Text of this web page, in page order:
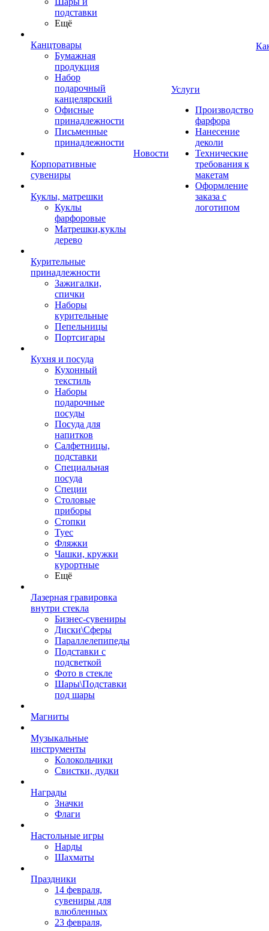
подставки
Ещё
Канцтовары
Бумажная
продукция
Набор
подарочный
канцелярский
Офисные
принадлежности
Письменные
принадлежности
Корпоративные
сувениры
Куклы, матрешки
Куклы
фарфоровые
Матрешки,куклы
дерево
Курительные
принадлежности
Зажигалки,
спички
Наборы
курительные
Пепельницы
Портсигары
Кухня и посуда
Кухонный
текстиль
Наборы
подарочные
посуды
Посуда для
напитков
Салфетницы,
подставки
Специальная
посуда
Специи
Столовые
приборы
Стопки
Туес
Фляжки
Чашки, кружки
курортные
Ещё
Лазерная гравировка
внутри стекла
Бизнес-сувениры
Диски\Сферы
Параллелепипеды
Подставки с
подсветкой
Фото в стекле
Шары\Подставки
под шары
Магниты
Музыкальные
инструменты
Колокольчики
Свистки, дудки
Награды
Значки
Флаги
Настольные игры
Нарды
Шахматы
Праздники
14 февраля,
сувениры для
влюбленных
23 февраля,
Новости
Услуги
Производство
фарфора
Нанесение
деколи
Технические
требования к
макетам
Оформление
заказа с
логотипом